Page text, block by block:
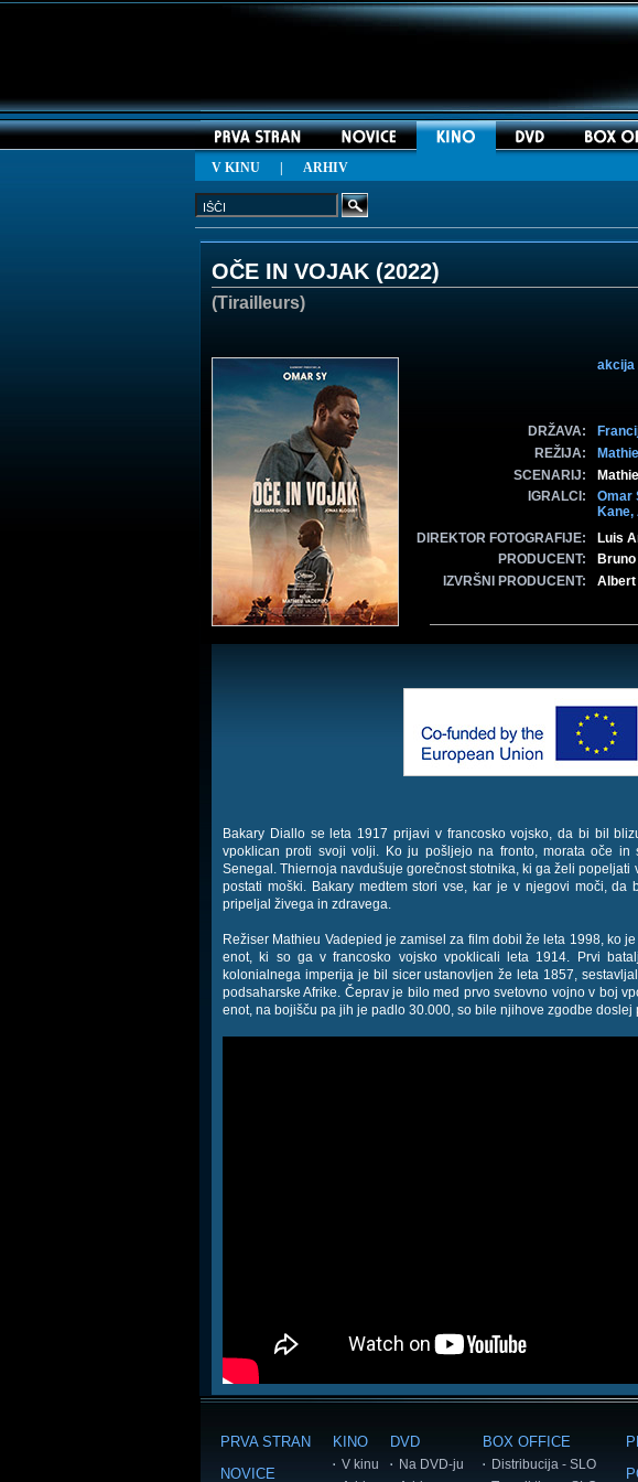
V KINU ARHIV
OČE IN VOJAK (2022)
(Tirailleurs)
akcija
DRŽAVA:
REŽIJA:
SCENARIJ:
IGRALCI:
Omar
Kane,
DIREKTOR FOTOGRAFIJE:
Luis
PRODUCENT:
IZVRŠNI PRODUCENT:
Albert
Bakary Diallo se leta 1917 prijavi v francosko vojsko, da bi bil
vpoklican proti svoji volji. Ko ju pošljejo na fronto, morata oče in
Senegal. Thiernoja navdušuje gorečnost stotnika, ki ga želi
postati moški. Bakary medtem stori vse, kar je v njegovi moči,
pripeljal živega in zdravega.
Režiser Mathieu Vadepied je zamisel za film dobil že leta 1998, ko
enot, ki so ga v francosko vojsko vpoklicali leta 1914. Prvi
kolonialnega imperija je bil sicer ustanovljen že leta 1857,
podsaharske Afrike. Čeprav je bilo med prvo svetovno vojno v boj
enot, na bojišču pa jih je padlo 30.000, so bile njihove zgodbe doslej
PRVA STRAN
NOVICE
KINO
V kinu
DVD
Na DVD-ju
BOX OFFICE
Distribucija - SLO